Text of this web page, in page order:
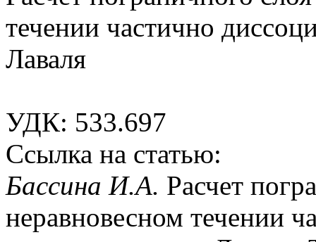
течении частично
Лаваля
УДК: 533.697
Ссылка на статью:
Бассина И.А. Расчет
неравновесном течении